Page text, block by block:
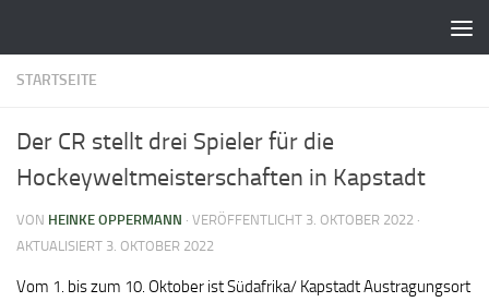
STARTSEITE
Der CR stellt drei Spieler für die
Hockeyweltmeisterschaften in Kapstadt
VON HEINKE OPPERMANN · VERÖFFENTLICHT 3. OKTOBER 2022 ·
AKTUALISIERT 3. OKTOBER 2022
Vom 1. bis zum 10. Oktober ist Südafrika/ Kapstadt Austragungsort